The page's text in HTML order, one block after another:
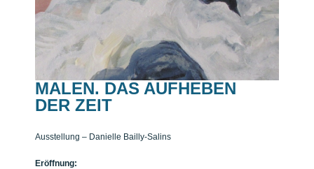
MALEN. DAS AUFHEBEN
DER ZEIT
Ausstellung – Danielle Bailly-Salins
Eröffnung: